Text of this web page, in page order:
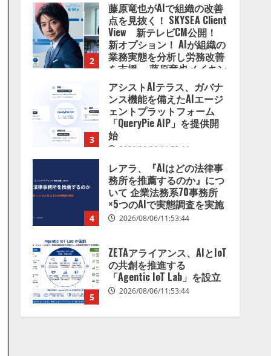
2
藤原竜也がAIで組織の改善
点を見抜く！ SKYSEA Client
View 新テレビCM公開！
新オプション！ AIが組織の
業務実態を分析し労務改善
を支援。 藤原竜也メイキン
グ動画公開 「もしAIが自分
を分析したら、すぐ休めと
言われる自信がある」「昨
年の夏はカブトムシを捕ま
えたり、虫と戦ったり…」
3
アシストAIテラス、ガバナ
ンス機能を備えたAIエージ
ェントプラットフォーム
「QueryPie AIP」を提供開
始
2026/08/06/11:53:44
4
レアラ、『AIはどの法律事
務所を推薦するのか』につ
いて 企業法務系70事務所
×5つのAIで実態調査を実施
2026/08/06/11:53:44
5
ZETAアライアンス、AIとIoT
の共創を推進する
「Agentic IoT Lab」を設立
2026/08/06/11:53:44